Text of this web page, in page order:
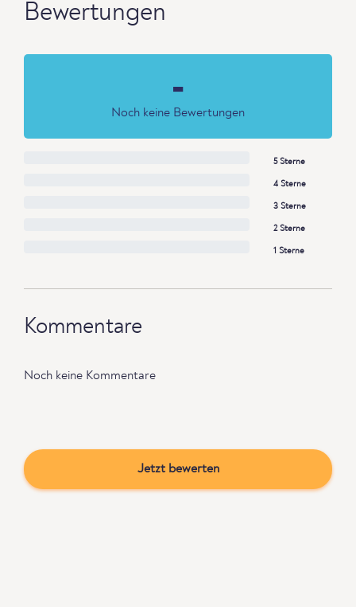
Bewertungen
-
Noch keine Bewertungen
5 Sterne
4 Sterne
3 Sterne
2 Sterne
1 Sterne
Kommentare
Noch keine Kommentare
Jetzt bewerten